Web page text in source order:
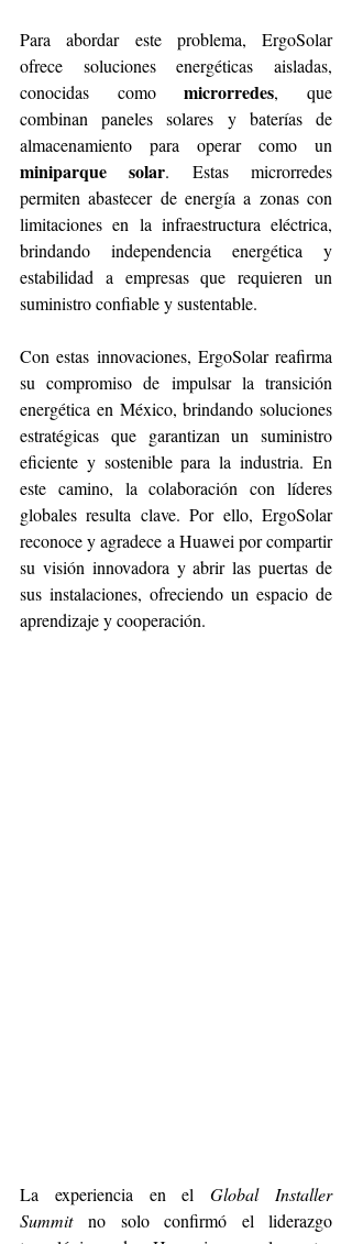
Para abordar este problema, ErgoSolar
ofrece soluciones energéticas aisladas,
conocidas como microrredes, que
combinan paneles solares y baterías de
miniparque solar. Estas microrredes
permiten abastecer de energía a zonas con
limitaciones en la infraestructura eléctrica,
brindando independencia energética y
estabilidad a empresas que requieren un
suministro confiable y sustentable.
Con estas innovaciones, ErgoSolar reafirma
su compromiso de impulsar la transición
energética en México, brindando soluciones
estratégicas que garantizan un suministro
eficiente y sostenible para la industria. En
este camino, la colaboración con líderes
globales resulta clave. Por ello, ErgoSolar
reconoce y agradece a Huawei por compartir
su visión innovadora y abrir las puertas de
sus instalaciones, ofreciendo un espacio de
aprendizaje y cooperación.
La experiencia en el Global Installer
Summit no solo confirmó el liderazgo